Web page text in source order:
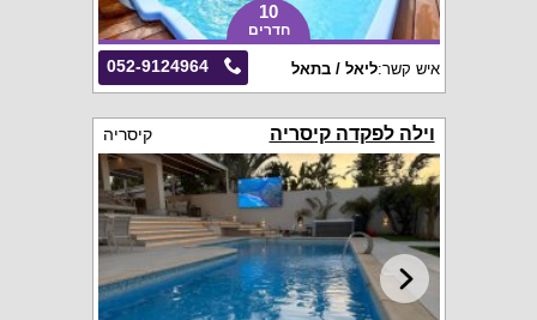
10
חדרים
052-9124964 איש קשר:ליאל / בתאל
וילה לפקדה קיסריה קיסריה